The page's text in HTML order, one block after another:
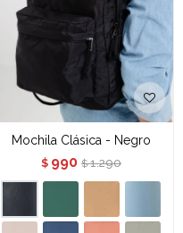
Mochila Clásica - Negro
$ 990 $ 1.290